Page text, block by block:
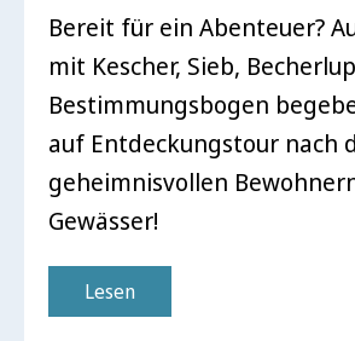
Bereit für ein Abenteuer?
mit Kescher, Sieb,
Bestimmungsbogen
auf Entdeckungstour nach
geheimnisvollen
Gewässer!
Lesen